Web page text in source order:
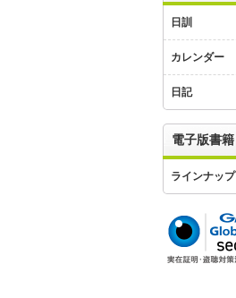
日訓
カレンダー
日記
電子版書籍
ラインナップ